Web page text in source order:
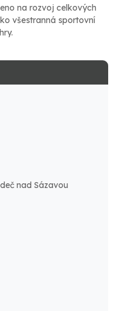
na rozvoj celkových
všestranná sportovní
nad Sázavou